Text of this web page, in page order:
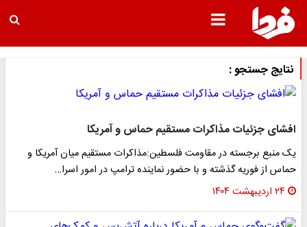
نتایج جستجو :
افشای جزئیات مذاکرات مستقیم حماس و آمریکا
یک منبع برجسته در مقاومت فلسطین:مذاکرات مستقیم میان آمریکا و
حماس از فوریه گذشته و با حضور نماینده ترامپ در امور اسرا…
۲۴ اردیبهشت ۱۴۰۴